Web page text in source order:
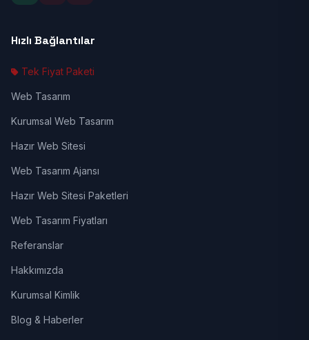
Hızlı Bağlantılar
Tek Fiyat Paketi
Web Tasarım
Kurumsal Web Tasarım
Hazır Web Sitesi
Web Tasarım Ajansı
Hazır Web Sitesi Paketleri
Web Tasarım Fiyatları
Referanslar
Hakkımızda
Kurumsal Kimlik
Blog & Haberler